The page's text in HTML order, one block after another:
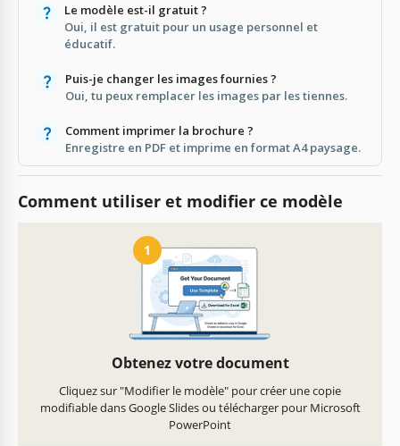
Le modèle est-il gratuit ?
Oui, il est gratuit pour un usage personnel et
éducatif.
Puis-je changer les images fournies ?
Oui, tu peux remplacer les images par les tiennes.
Comment imprimer la brochure ?
Enregistre en PDF et imprime en format A4 paysage.
Comment utiliser et modifier ce modèle
1
Obtenez votre document
Cliquez sur "Modifier le modèle" pour créer une copie
modifiable dans Google Slides ou télécharger pour Microsoft
PowerPoint